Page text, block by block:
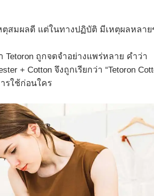
หตุสมผลดี แต่ในทางปฏิบัติ มีเหตุผลหลา
Tetoron ถูกจดจำอย่างแพร่หลาย คำว่า
+ Cotton จึงถูกเรียกว่า “Tetoron
รใช้ก่อนใคร